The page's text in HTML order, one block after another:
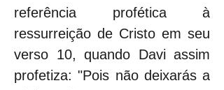
referência profética à
ressurreição de Cristo em seu
verso 10, quando Davi assim
profetiza: "Pois não deixarás a